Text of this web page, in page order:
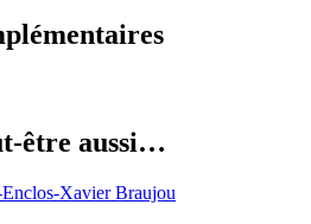
être aussi…